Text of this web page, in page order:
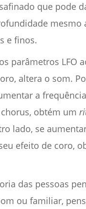
que pode
mesmo
e finos.
parâmetros LFO
altera o som.
a
obtém um
lado, se
efeito de coro,
das pessoas
ou familiar,